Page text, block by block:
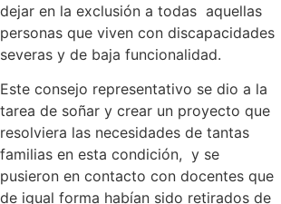
dejar en la exclusión a todas aquellas
personas que viven con discapacidades
severas y de baja funcionalidad.
Este consejo representativo se dio a la
tarea de soñar y crear un proyecto que
resolviera las necesidades de tantas
familias en esta condición, y se
pusieron en contacto con docentes que
de igual forma habían sido retirados de